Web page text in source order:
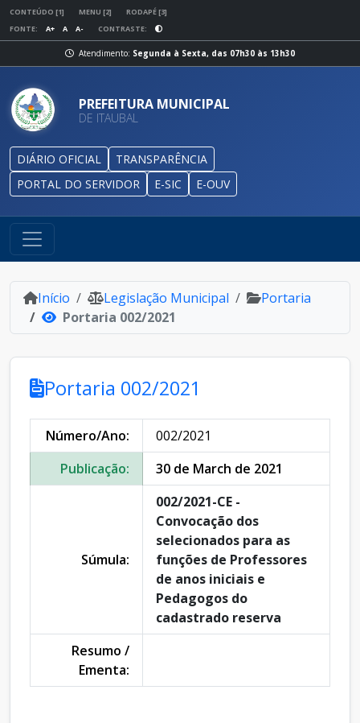
CONTEÚDO [1] MENU [2]
RODAPÉ [3]
FONTE:
A+ A A- CONTRASTE:
Atendimento: Segunda à Sexta, das 07h30 às 13h30
PREFEITURA MUNICIPAL
DE ITAUBAL
DIÁRIO OFICIAL
TRANSPARÊNCIA
PORTAL DO SERVIDOR
E-SIC E-OUV
Início Legislação Municipal
Portaria
Portaria 002/2021
Portaria 002/2021
Número/Ano:
002/2021
Publicação:
30 de March de 2021
Súmula:
002/2021-CE -
Convocação dos
selecionados para as
funções de Professores
de anos iniciais e
Pedagogos do
cadastrado reserva
Resumo /
Ementa: